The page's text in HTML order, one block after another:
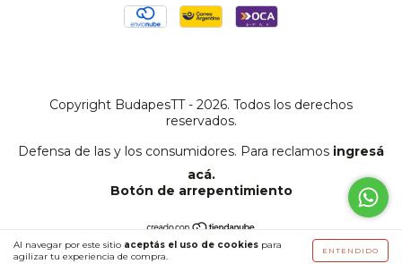
Al navegar por este sitio aceptás el uso de cookies para
agilizar tu experiencia de compra.
ENTENDIDO
Copyright BudapesTT - 2026. Todos los derechos
reservados.
Defensa de las y los consumidores. Para reclamos ingresá
acá.
Botón de arrepentimiento